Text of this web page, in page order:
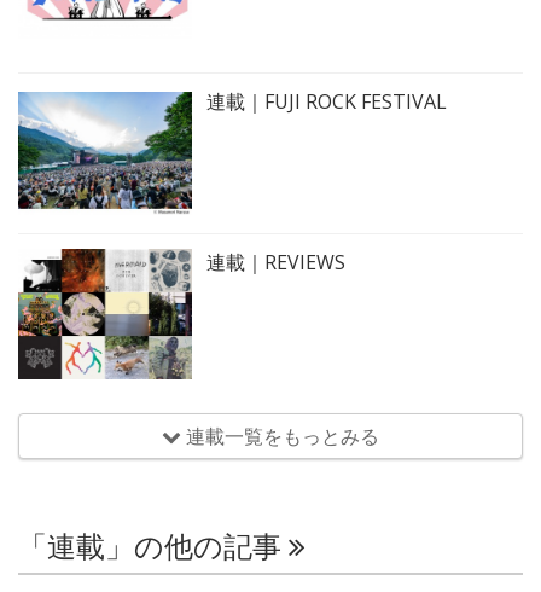
連載｜FUJI ROCK FESTIVAL
連載｜REVIEWS
連載一覧をもっとみる
「連載」の他の記事